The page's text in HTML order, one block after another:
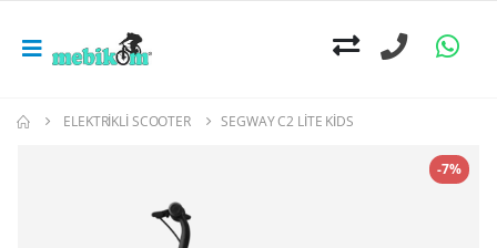
ELEKTRIKLI SCOOTER SEGWAY C2 LITE KIDS
-7%